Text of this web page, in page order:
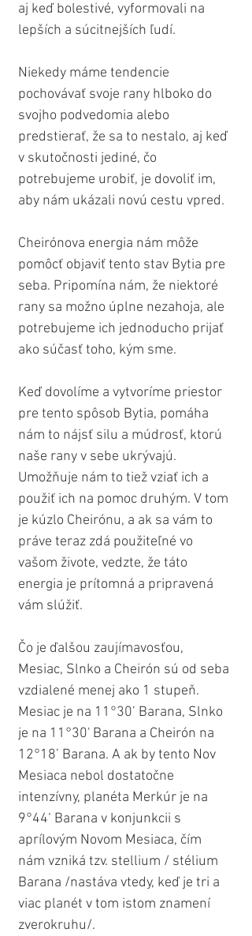
aj keď bolestivé, vyformovali na
lepších a súcitnejších ľudí.
Niekedy máme tendencie
pochovávať svoje rany hlboko do
svojho podvedomia alebo
predstierať, že sa to nestalo, aj keď
v skutočnosti jediné, čo
potrebujeme urobiť, je dovoliť im,
aby nám ukázali novú cestu vpred.
Cheirónova energia nám môže
pomôcť objaviť tento stav Bytia pre
seba. Pripomína nám, že niektoré
rany sa možno úplne nezahoja, ale
potrebujeme ich jednoducho prijať
ako súčasť toho, kým sme.
Keď dovolíme a vytvoríme priestor
pre tento spôsob Bytia, pomáha
nám to nájsť silu a múdrosť, ktorú
naše rany v sebe ukrývajú.
Umožňuje nám to tiež vziať ich a
použiť ich na pomoc druhým. V tom
je kúzlo Cheirónu, a ak sa vám to
práve teraz zdá použiteľné vo
vašom živote, vedzte, že táto
energia je prítomná a pripravená
vám slúžiť.
Čo je ďalšou zaujímavosťou,
Mesiac, Slnko a Cheirón sú od seba
vzdialené menej ako 1 stupeň.
Mesiac je na 11°30’ Barana, Slnko
je na 11°30' Barana a Cheirón na
12°18’ Barana. A ak by tento Nov
Mesiaca nebol dostatočne
intenzívny, planéta Merkúr je na
9°44‘ Barana v konjunkcii s
aprílovým Novom Mesiaca, čím
nám vzniká tzv. stellium / stélium
Barana /nastáva vtedy, keď je tri a
viac planét v tom istom znamení
zverokruhu/.